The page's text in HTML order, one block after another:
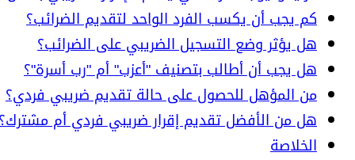
كم يجب أن يكسب الفرد الواحد لتقديم الضرائب؟
هل يؤثر وضع التسجيل الضريبي على الضرائب؟
هل يجب أن أطالب بتصنيف "أعزب" أم "رب أسرة"؟
من المؤهل للحصول على حالة تقديم ضريبي فردي؟
هل من الأفضل تقديم إقرار ضريبي فردي أم
الخلاصة